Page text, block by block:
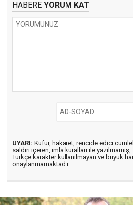
HABERE YORUM KAT
UYARI: Küfür, hakaret, rencide edici
saldırı içeren, imla kuralları ile yazılmamış,
Türkçe karakter kullanılmayan ve büyük
onaylanmamaktadır.